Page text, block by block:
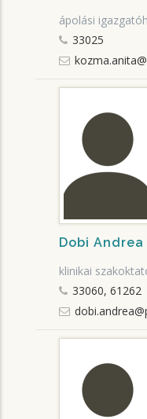
ápolási
33025
Dobi Andrea
klinikai
33060, 61262